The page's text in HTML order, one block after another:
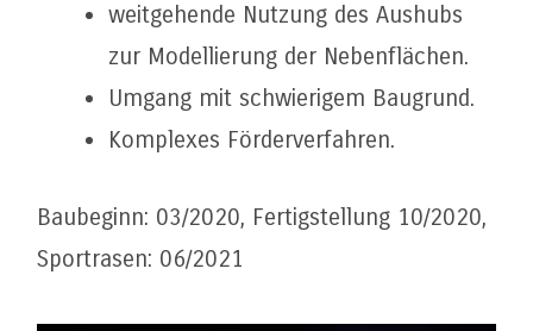
weitgehende Nutzung des Aushubs
zur Modellierung der Nebenflächen.
Umgang mit schwierigem Baugrund.
Komplexes Förderverfahren.
Baubeginn: 03/2020, Fertigstellung 10/2020,
Sportrasen: 06/2021